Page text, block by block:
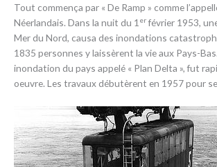
Tout commença par « De Ramp » comme
Néerlandais. Dans la nuit du 1 erfévrier 1953,
Mer du Nord, causa des inondations
1835 personnes y laissèrent la vie aux Pays-
inondation du pays appelé « Plan Delta », fut
oeuvre. Les travaux débutèrent en 1957 pour